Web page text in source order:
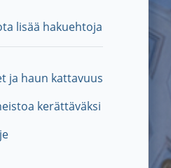
lisää hakuehtoja
ja haun kattavuus
kerättäväksi